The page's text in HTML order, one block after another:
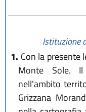
Istituzione
1. Con la presente
Monte Sole.
nell'ambito
Grizzana